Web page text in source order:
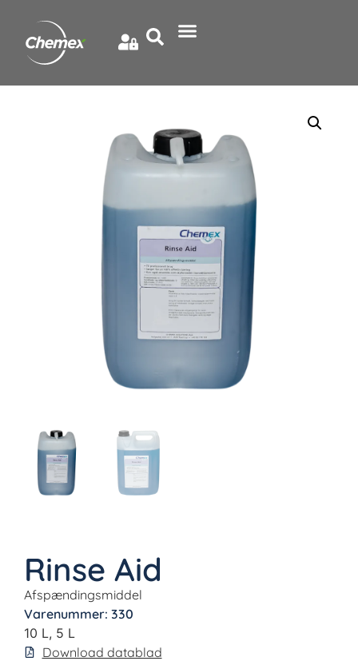
Rinse Aid
Afspændingsmiddel
Varenummer: 330
10 L, 5 L
Download datablad